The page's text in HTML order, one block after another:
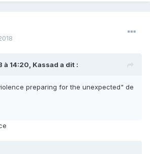
à 14:20, Kassad a dit :
preparing for the unexpected" de